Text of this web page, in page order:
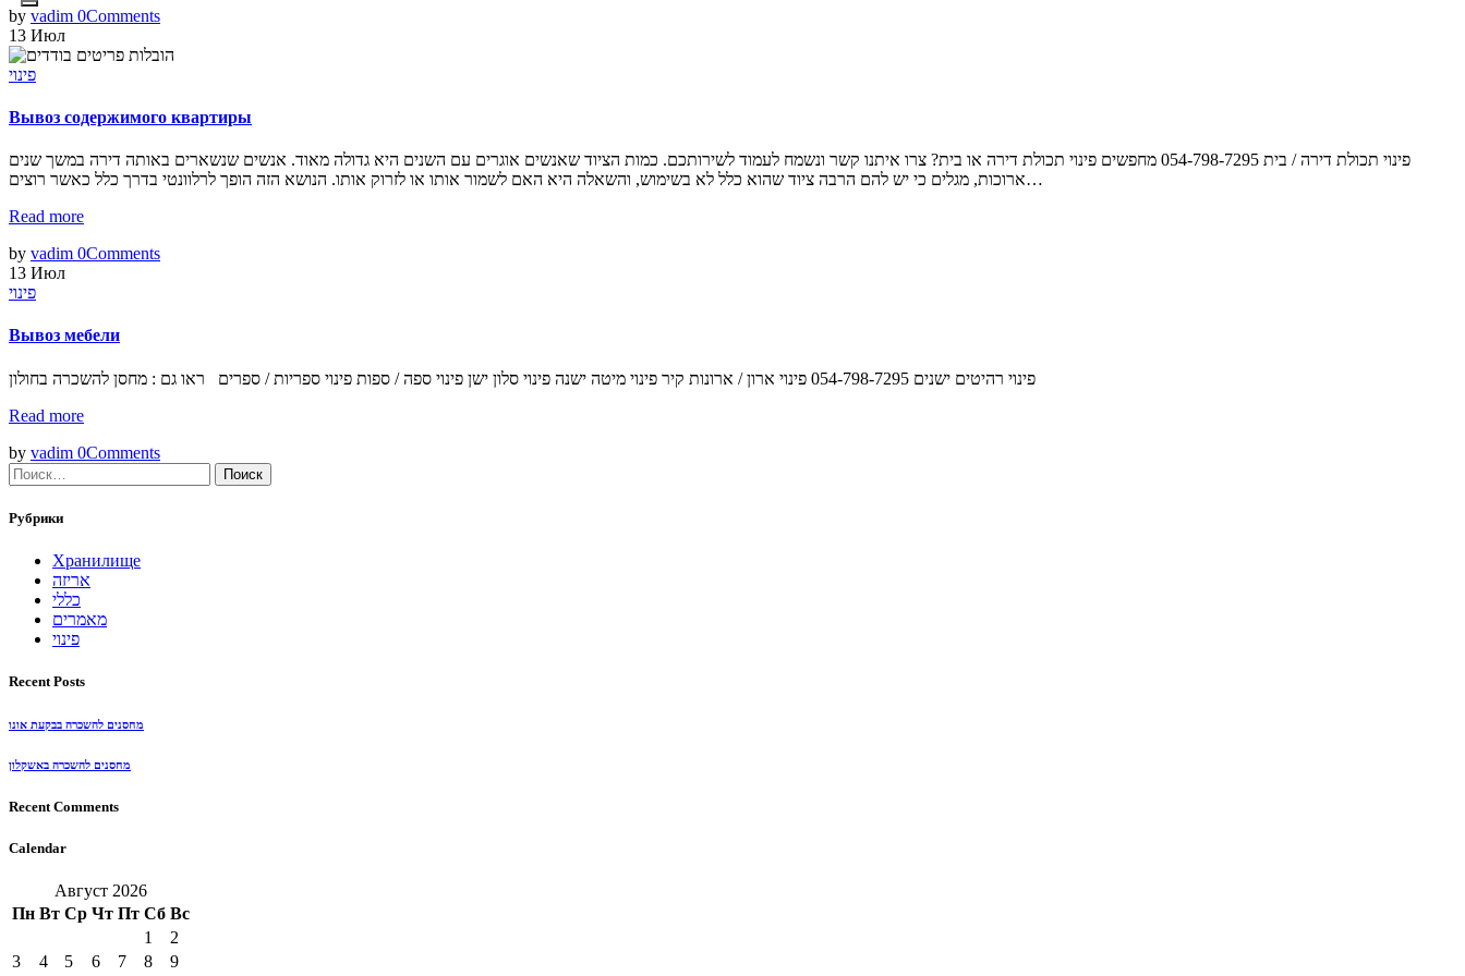
by vadim 0Comments
13 Июл
פינוי
Вывоз содержимого квартиры
פינוי תכולת דירה / בית 054-798-7295 מחפשים פינוי תכולת דירה או בית? צרו איתנו קשר ונשמח לעמוד לשירותכם. כמות הציוד שאנשים אוגרים עם השנים היא גדולה מאוד. אנשים שנשארים באותה דירה במשך שנים
ארוכות, מגלים כי יש להם הרבה ציוד שהוא כלל לא בשימוש, והשאלה היא האם לשמור אותו או לזרוק אותו. הנושא הזה הופך לרלוונטי בדרך כלל כאשר רוצים…
Read more
by vadim 0Comments
13 Июл
פינוי
Вывоз мебели
פינוי רהיטים ישנים 054-798-7295 פינוי ארון / ארונות קיר פינוי מיטה ישנה פינוי סלון ישן פינוי ספה / ספות פינוי ספריות / ספרים ראו גם : מחסן להשכרה בחולון
Read more
by vadim 0Comments
Найти:
Рубрики
Хранилище
אריזה
כללי
מאמרים
פינוי
Recent Posts
מחסנים להשכרה בבקעת אונו
מחסנים להשכרה באשקלון
Recent Comments
Calendar
Август 2026
Пн Вт Ср Чт Пт Сб Вс
1
2
3
4 5 6 7 8 9